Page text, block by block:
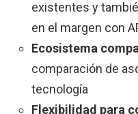
existentes y
en el margen con
Ecosistema
comparación de
tecnología
Flexibilidad para